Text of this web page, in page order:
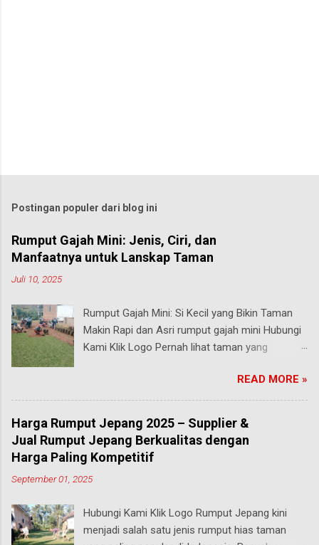
Postingan populer dari blog ini
Rumput Gajah Mini: Jenis, Ciri, dan
Manfaatnya untuk Lanskap Taman
Juli 10, 2025
Rumput Gajah Mini: Si Kecil yang Bikin Taman
Makin Rapi dan Asri rumput gajah mini Hubungi
Kami Klik Logo Pernah lihat taman yang
segar walau sering diinjak? Bisa jadi itu adalah
rumput gajah mini , salah satu jenis rumput
paling populer di Indonesia, terutama buat
taman rumah, taman kantor, hingga taman
kota. malang Meski namanya ada kata “gajah”,
rumput ini bukan untuk makanan hewan besar
seperti yang kamu pikirkan. Justru sebaliknya,
ukurannya mungil tapi kekuatannya luar biasa .
Yuk, kita bahas secara mendalam apa itu
READ MORE »
Harga Rumput Jepang 2025 – Supplier &
Jual Rumput Jepang Berkualitas dengan
Harga Paling Kompetitif
September 01, 2025
Hubungi Kami Klik Logo Rumput Jepang kini
menjadi salah satu jenis rumput hias taman